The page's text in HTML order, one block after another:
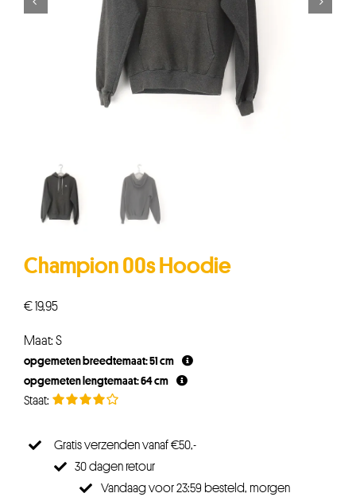
Champion 00s Hoodie
€19,95
Maat: S
opgemeten breedtemaat: 51 cm
opgemeten lengtemaat: 64 cm
Gratis verzenden vanaf €50,-
30 dagen retour
Vandaag voor 23:59 besteld, morgen